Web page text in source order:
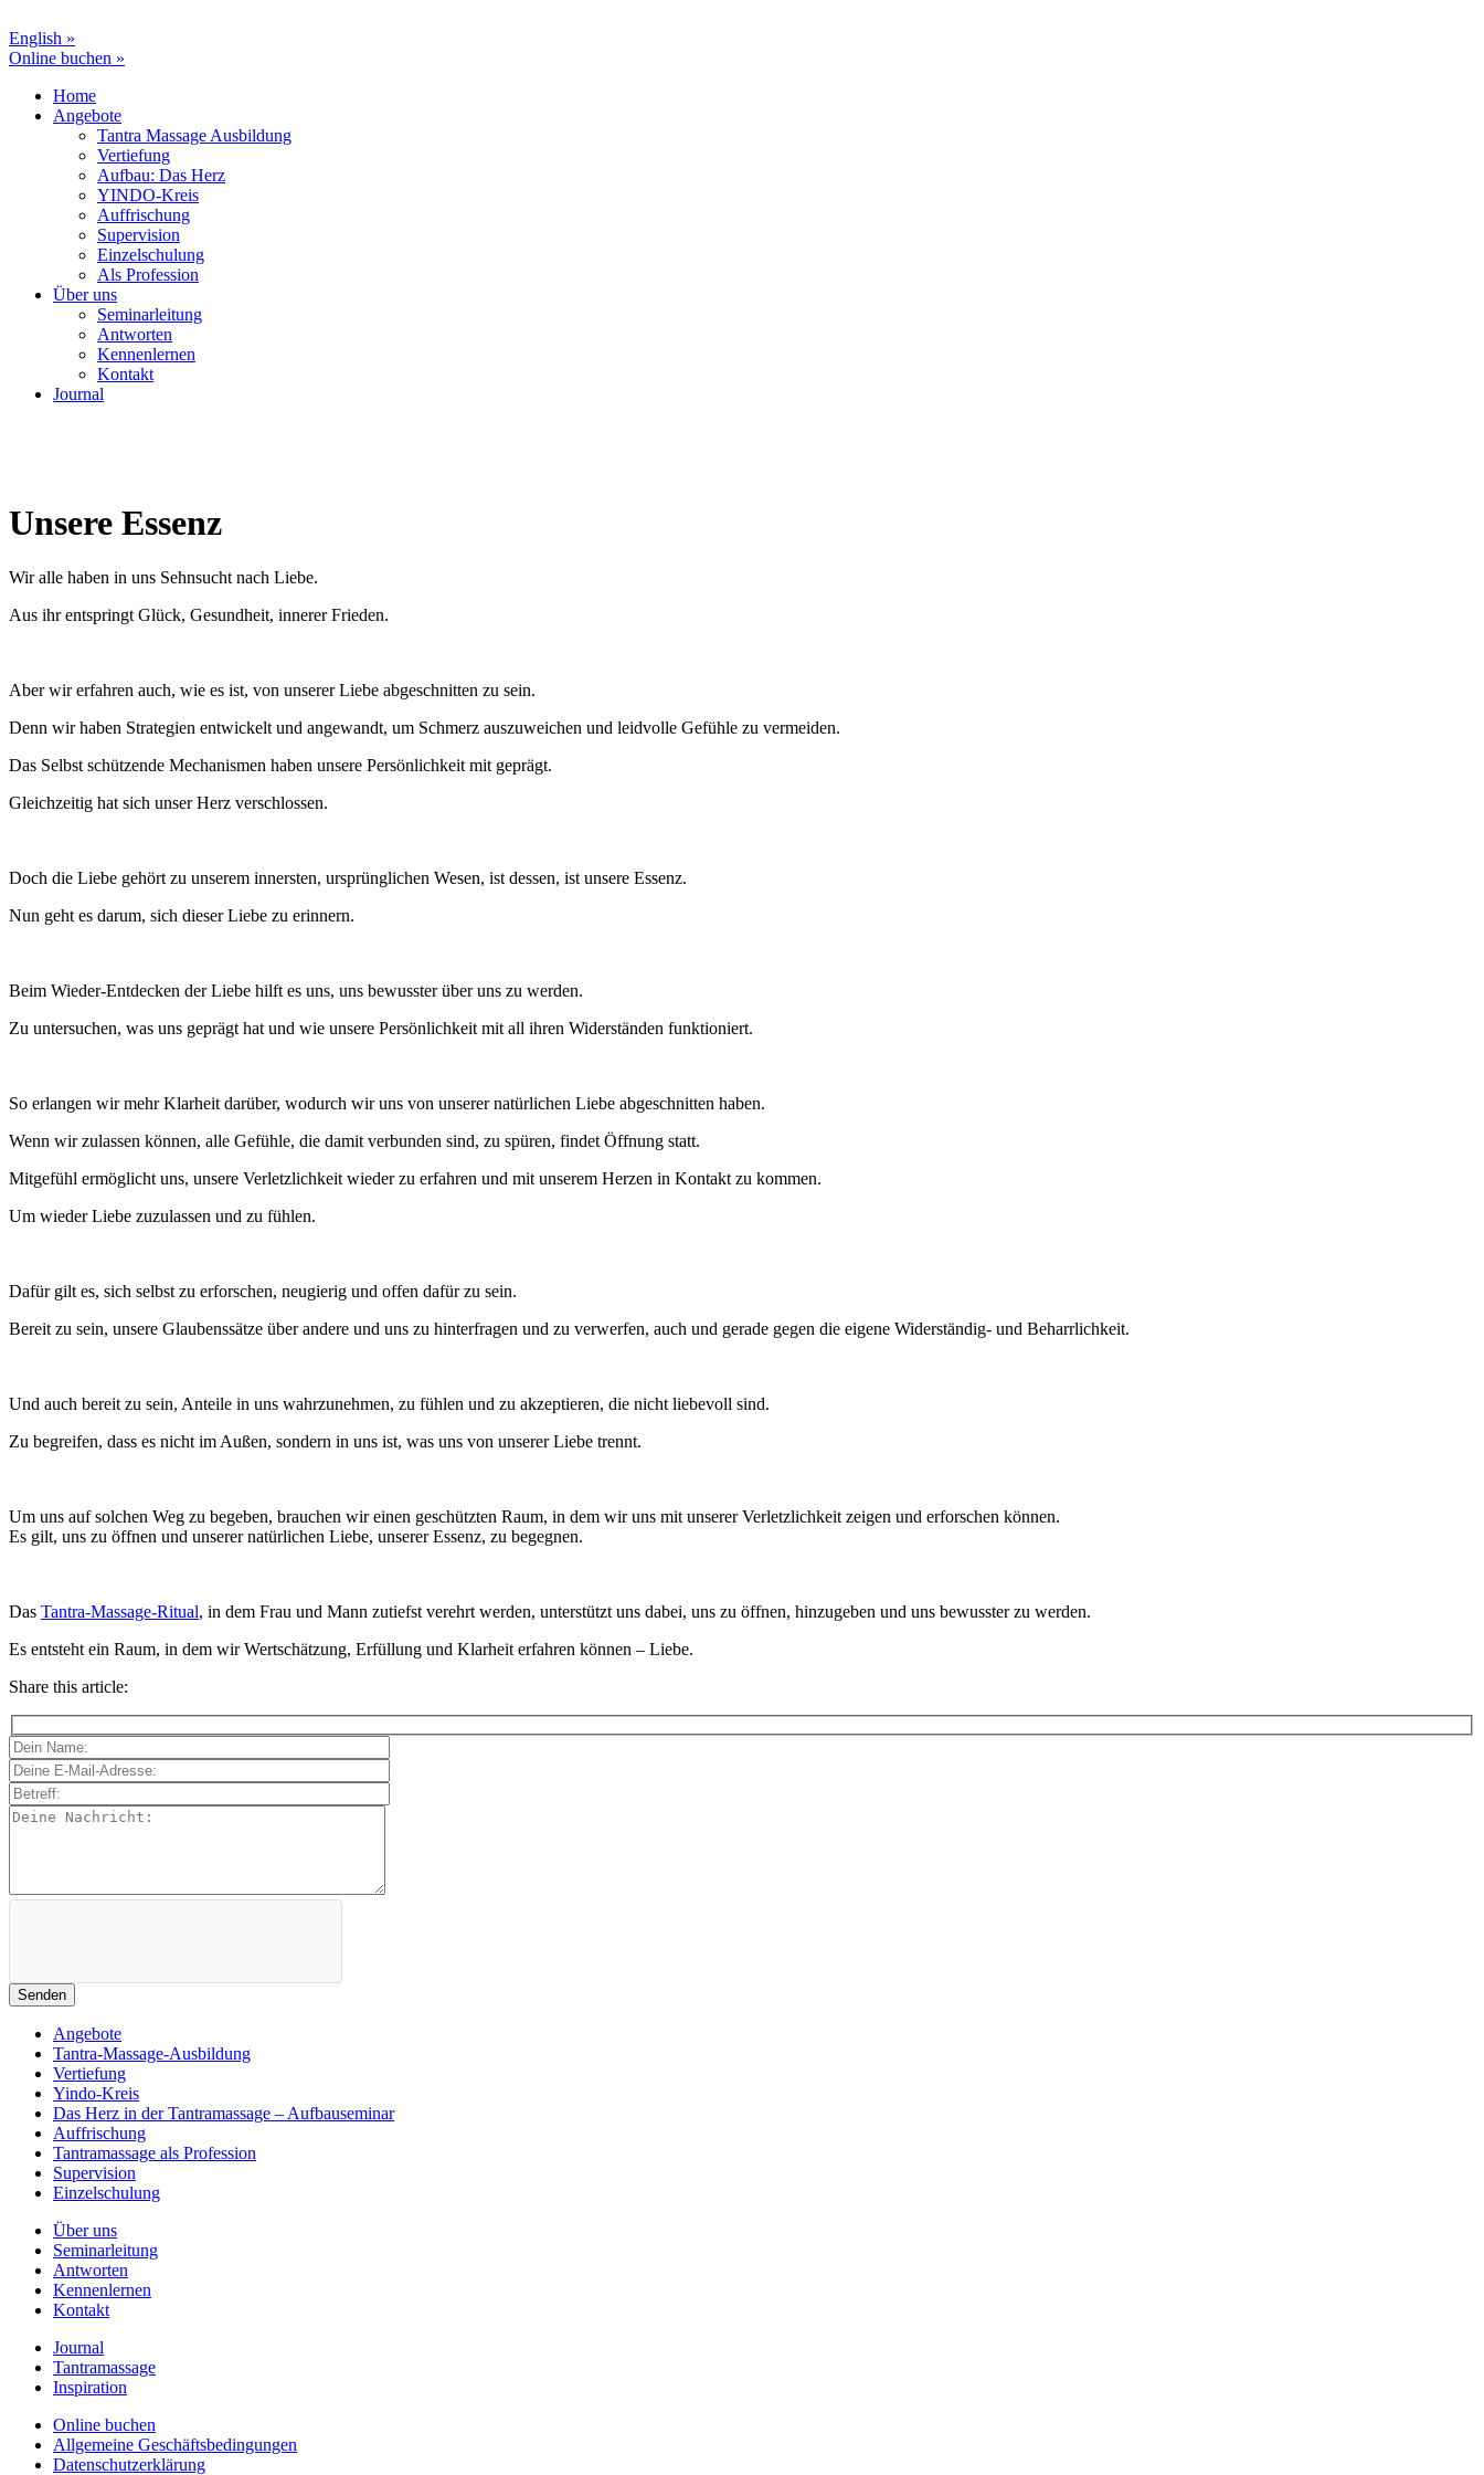
English »
Online buchen »
Home
Angebote
Tantra Massage Ausbildung
Vertiefung
Aufbau: Das Herz
YINDO-Kreis
Auffrischung
Supervision
Einzelschulung
Als Profession
Über uns
Seminarleitung
Antworten
Kennenlernen
Kontakt
Journal
Unsere Essenz
Wir alle haben in uns Sehnsucht nach Liebe.
Aus ihr entspringt Glück, Gesundheit, innerer Frieden.
Aber wir erfahren auch, wie es ist, von unserer Liebe abgeschnitten zu sein.
Denn wir haben Strategien entwickelt und angewandt, um Schmerz auszuweichen und leidvolle Gefühle zu vermeiden.
Das Selbst schützende Mechanismen haben unsere Persönlichkeit mit geprägt.
Gleichzeitig hat sich unser Herz verschlossen.
Doch die Liebe gehört zu unserem innersten, ursprünglichen Wesen, ist dessen, ist unsere Essenz.
Nun geht es darum, sich dieser Liebe zu erinnern.
Beim Wieder-Entdecken der Liebe hilft es uns, uns bewusster über uns zu werden.
Zu untersuchen, was uns geprägt hat und wie unsere Persönlichkeit mit all ihren Widerständen funktioniert.
So erlangen wir mehr Klarheit darüber, wodurch wir uns von unserer natürlichen Liebe abgeschnitten haben.
Wenn wir zulassen können, alle Gefühle, die damit verbunden sind, zu spüren, findet Öffnung statt.
Mitgefühl ermöglicht uns, unsere Verletzlichkeit wieder zu erfahren und mit unserem Herzen in Kontakt zu kommen.
Um wieder Liebe zuzulassen und zu fühlen.
Dafür gilt es, sich selbst zu erforschen, neugierig und offen dafür zu sein.
Bereit zu sein, unsere Glaubenssätze über andere und uns zu hinterfragen und zu verwerfen, auch und gerade gegen die eigene Widerständig- und Beharrlichkeit.
Und auch bereit zu sein, Anteile in uns wahrzunehmen, zu fühlen und zu akzeptieren, die nicht liebevoll sind.
Zu begreifen, dass es nicht im Außen, sondern in uns ist, was uns von unserer Liebe trennt.
Um uns auf solchen Weg zu begeben, brauchen wir einen geschützten Raum, in dem wir uns mit unserer Verletzlichkeit zeigen und erforschen können.
Es gilt, uns zu öffnen und unserer natürlichen Liebe, unserer Essenz, zu begegnen.
Das Tantra-Massage-Ritual, in dem Frau und Mann zutiefst verehrt werden, unterstützt uns dabei, uns zu öffnen, hinzugeben und uns bewusster zu werden.
Es entsteht ein Raum, in dem wir Wertschätzung, Erfüllung und Klarheit erfahren können – Liebe.
Share this article:
Angebote
Tantra-Massage-Ausbildung
Vertiefung
Yindo-Kreis
Das Herz in der Tantramassage – Aufbauseminar
Auffrischung
Tantramassage als Profession
Supervision
Einzelschulung
Über uns
Seminarleitung
Antworten
Kennenlernen
Kontakt
Journal
Tantramassage
Inspiration
Online buchen
Allgemeine Geschäftsbedingungen
Datenschutzerklärung